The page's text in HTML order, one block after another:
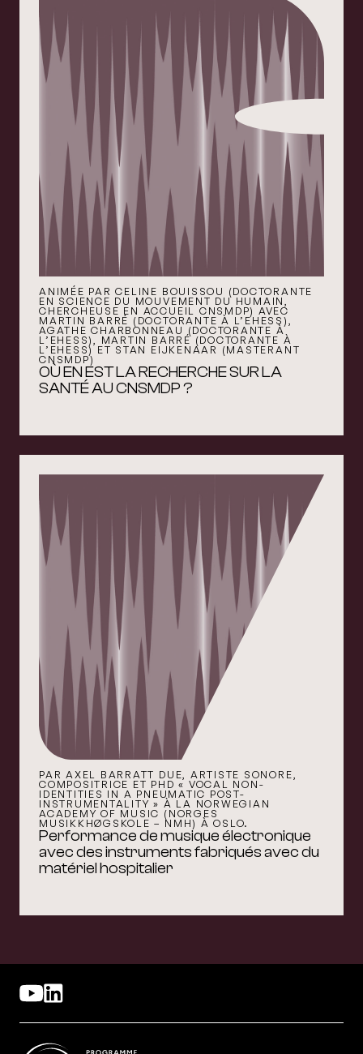
ANIMÉE PAR CELINE BOUISSOU (DOCTORANTE
EN SCIENCE DU MOUVEMENT DU HUMAIN,
CHERCHEUSE EN ACCUEIL CNSMDP) AVEC
MARTIN BARRÉ (DOCTORANTE À L’EHESS),
AGATHE CHARBONNEAU (DOCTORANTE À
L’EHESS), MARTIN BARRÉ (DOCTORANTE À
L’EHESS) ET STAN EIJKENAAR (MASTERANT
CNSMDP)
OÙ EN EST LA RECHERCHE SUR LA
SANTÉ AU CNSMDP ?
PAR AXEL BARRATT DUE, ARTISTE SONORE,
COMPOSITRICE ET PHD « VOCAL NON-
IDENTITIES IN A PNEUMATIC POST-
INSTRUMENTALITY » À LA NORWEGIAN
ACADEMY OF MUSIC (NORGES
MUSIKKHØGSKOLE – NMH) À OSLO.
Performance de musique électronique
avec des instruments fabriqués avec du
matériel hospitalier